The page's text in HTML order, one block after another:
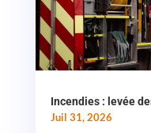
Incendies : levée
Juil 31, 2026